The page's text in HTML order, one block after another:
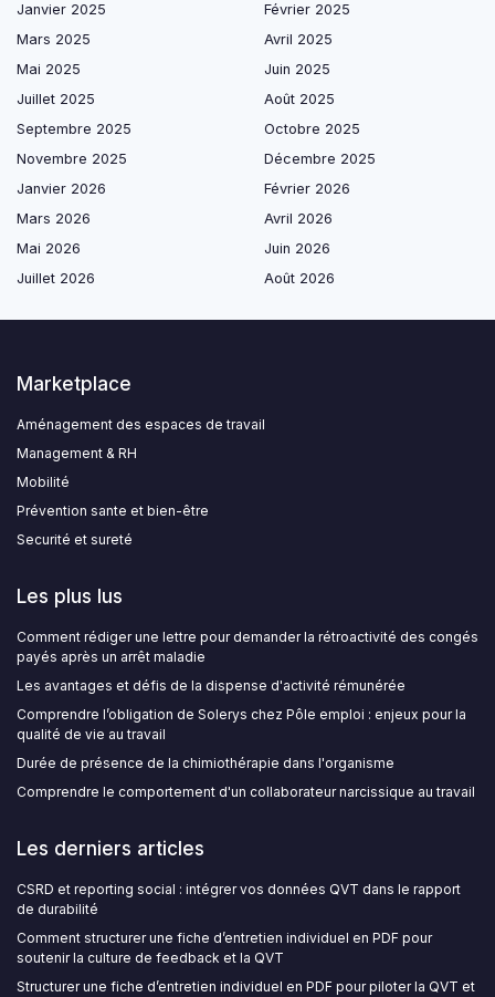
Janvier 2025
Février 2025
Mars 2025
Avril 2025
Mai 2025
Juin 2025
Juillet 2025
Août 2025
Septembre 2025
Octobre 2025
Novembre 2025
Décembre 2025
Janvier 2026
Février 2026
Mars 2026
Avril 2026
Mai 2026
Juin 2026
Juillet 2026
Août 2026
Marketplace
Aménagement des espaces de travail
Management & RH
Mobilité
Prévention sante et bien-être
Securité et sureté
Les plus lus
Comment rédiger une lettre pour demander la rétroactivité des congés
payés après un arrêt maladie
Les avantages et défis de la dispense d'activité rémunérée
Comprendre l’obligation de Solerys chez Pôle emploi : enjeux pour la
qualité de vie au travail
Durée de présence de la chimiothérapie dans l'organisme
Comprendre le comportement d'un collaborateur narcissique au travail
Les derniers articles
CSRD et reporting social : intégrer vos données QVT dans le rapport
de durabilité
Comment structurer une fiche d’entretien individuel en PDF pour
soutenir la culture de feedback et la QVT
Structurer une fiche d’entretien individuel en PDF pour piloter la QVT et